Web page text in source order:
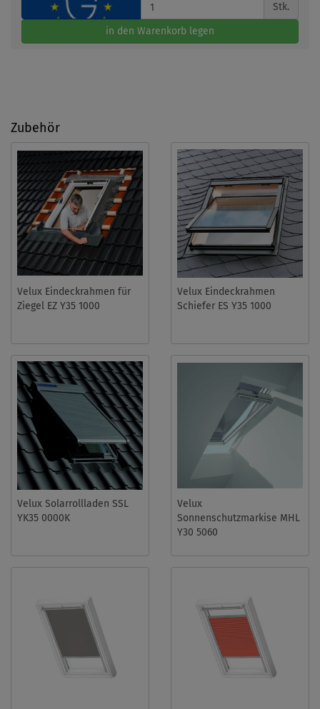
Stk.
in den Warenkorb legen
Zubehör
Velux Eindeckrahmen für
Ziegel EZ Y35 1000
Velux Eindeckrahmen
Schiefer ES Y35 1000
Velux Solarrollladen SSL
YK35 0000K
Velux
Sonnenschutzmarkise MHL
Y30 5060